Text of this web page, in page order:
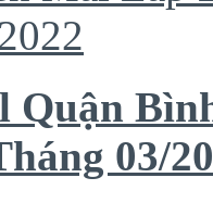
Quận
03/